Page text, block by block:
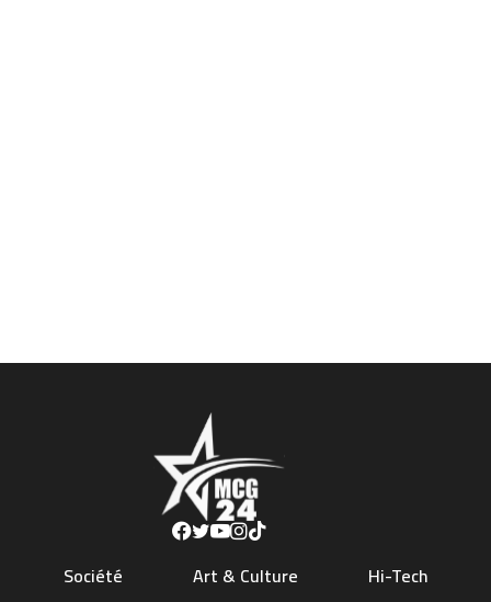
Société Art & Culture Hi-Tech